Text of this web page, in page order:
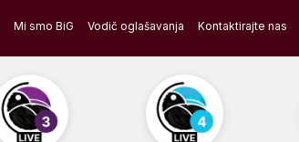
Mi smo BiG Vodič oglašavanja Kontaktirajte nas